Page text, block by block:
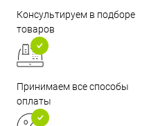
Консультируем в подборе
товаров
Принимаем все способы
оплаты